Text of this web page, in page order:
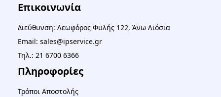
Επικοινωνία
Διεύθυνση: Λεωφόρος Φυλής 122, Άνω Λιόσια
Email: sales@ipservice.gr
Τηλ.: 21 6700 6366
Πληροφορίες
Τρόποι Αποστολής